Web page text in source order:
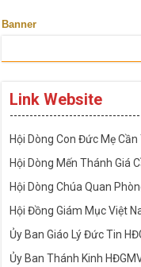
Banner
Link Website
Hội Dòng Con Đức Mẹ Cần
Hội Dòng Mến Thánh Giá
Hội Dòng Chúa Quan
Hội Đồng Giám Mục Việt
Ủy Ban Giáo Lý Đức Tin
Ủy Ban Thánh Kinh